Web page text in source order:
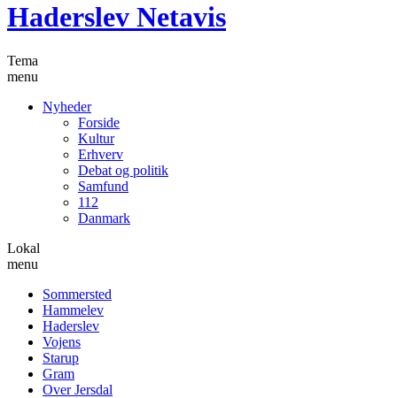
Haderslev Netavis
Tema
menu
Nyheder
Forside
Kultur
Erhverv
Debat og politik
Samfund
112
Danmark
Lokal
menu
Sommersted
Hammelev
Haderslev
Vojens
Starup
Gram
Over Jersdal